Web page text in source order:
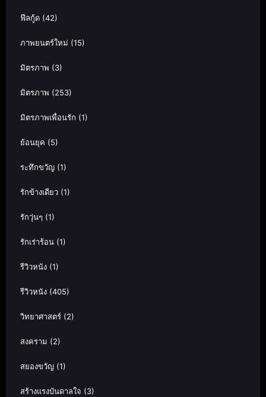
ฟีลกู้ด (42)
ภาพยนตร์ใหม่ (15)
มิตรภาพ (3)
มิตรภาพ (253)
มิตรภาพเพื่อนรัก (1)
ย้อนยุค (5)
ระทึกขวัญ (1)
รักข้างเดียว (1)
รักวุ่นๆ (1)
รักเร่าร้อน (1)
รีวิวหนัง (1)
รีวิวหนัง (405)
วิทยาศาสตร์ (2)
สงคราม (2)
สยองขวัญ (1)
สร้างแรงบันดาลใจ (3)